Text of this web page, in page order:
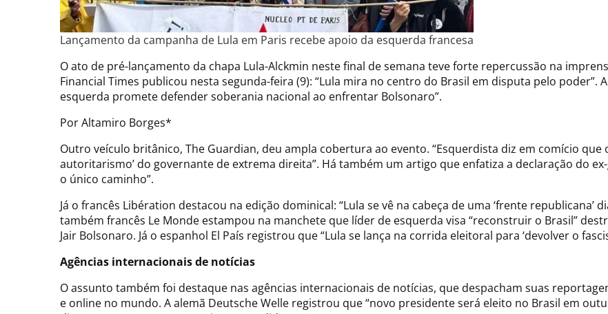
Lançamento da campanha de Lula em Paris recebe apoio da esquerda francesa
O ato de pré-lançamento da chapa Lula-Alckmin neste final de semana teve forte repercussão na
Financial Times publicou nesta segunda-feira (9): “Lula mira no centro do Brasil em disputa pelo poder”.
esquerda promete defender soberania nacional ao enfrentar Bolsonaro”.
Por Altamiro Borges*
Outro veículo britânico, The Guardian, deu ampla cobertura ao evento. “Esquerdista diz em comício
autoritarismo’ do governante de extrema direita”. Há também um artigo que enfatiza a declaração do
o único caminho”.
Já o francês Libération destacou na edição dominical: “Lula se vê na cabeça de uma ‘frente republicana’
também francês Le Monde estampou na manchete que líder de esquerda visa “reconstruir o Brasil”
Jair Bolsonaro. Já o espanhol El País registrou que “Lula se lança na corrida eleitoral para ‘devolver o
Agências internacionais de notícias
O assunto também foi destaque nas agências internacionais de notícias, que despacham suas
e online no mundo. A alemã Deutsche Welle registrou que “novo presidente será eleito no Brasil em